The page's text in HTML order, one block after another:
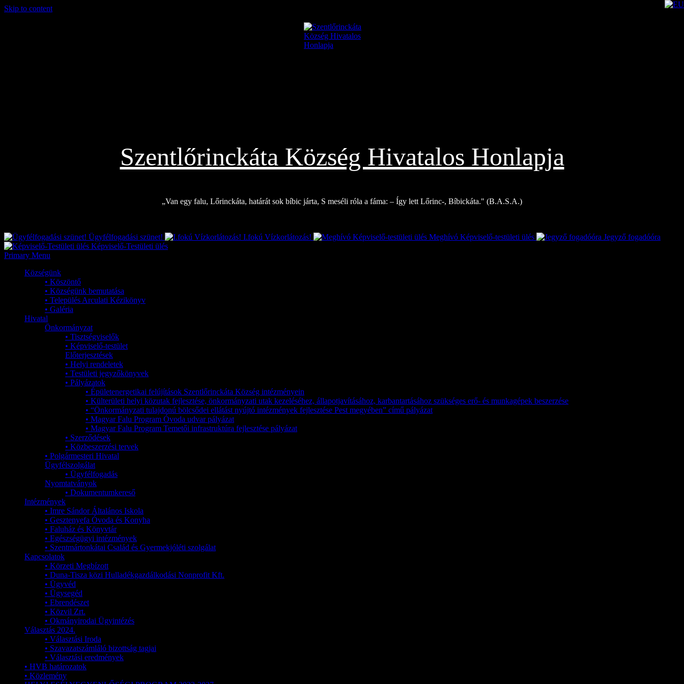
Skip to content
Szentlőrinckáta Község Hivatalos Honlapja
„Van egy falu, Lőrinckáta, határát sok bíbic járta, S meséli róla a fáma: – Így lett Lőrinc-, Bíbickáta." (B.A.S.A.)
Ügyfélfogadási szünet!
I.fokú Vízkorlátozás! Meghívó Képviselő-testületi ülés
Jegyző fogadóóra
Képviselő-Testületi ülés
Primary Menu
Községünk
• Köszöntő
• Községünk bemutatása
• Település Arculati Kézikönyv
• Galéria
Hivatal
Önkormányzat
• Tisztségviselők
• Képviselő-testület
Előterjesztések
• Helyi rendeletek
• Testületi jegyzőkönyvek
• Pályázatok
• Épületenergetikai felújítások Szentlőrinckáta Község intézményein
• Külterületi helyi közutak fejlesztése, önkormányzati utak kezeléséhez, állapotjavításához, karbantartásához szükséges erő- és munkagépek beszerzése
• “Önkormányzati tulajdonú bölcsődei ellátást nyújtó intézmények fejlesztése Pest megyében” című pályázat
• Magyar Falu Program Óvoda udvar pályázat
• Magyar Falu Program Temetői infrastruktúra fejlesztése pályázat
• Szerződések
• Közbeszerzési tervek
• Polgármesteri Hivatal
Ügyfélszolgálat
• Ügyfélfogadás
Nyomtatványok
• Dokumentumkereső
Intézmények
• Imre Sándor Általános Iskola
• Gesztenyefa Óvoda és Konyha
• Faluház és Könyvtár
• Egészségügyi intézmények
• Szentmártonkátai Család és Gyermekjóléti szolgálat
Kapcsolatok
• Körzeti Megbízott
• Duna-Tisza közi Hulladékgazdálkodási Nonprofit Kft.
• Ügyvéd
• Ügysegéd
• Ebrendészet
• Közvil Zrt.
• Okmányirodai Ügyintézés
Választás 2024.
• Választási Iroda
• Szavazatszámláló bizottság tagjai
• Választási eredmények
• HVB határozatok
• Közlemény